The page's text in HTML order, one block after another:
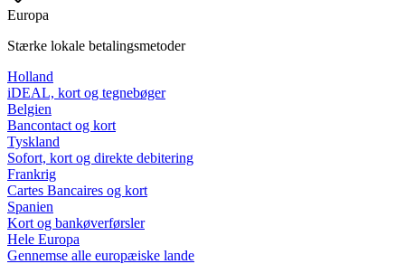
Europa
Stærke lokale betalingsmetoder
Holland
iDEAL, kort og tegnebøger
Belgien
Bancontact og kort
Tyskland
Sofort, kort og direkte debitering
Frankrig
Cartes Bancaires og kort
Spanien
Kort og bankøverførsler
Hele Europa
Gennemse alle europæiske lande